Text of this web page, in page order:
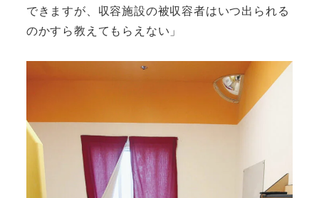
できますが、収容施設の被収容者はいつ出られる
のかすら教えてもらえない」